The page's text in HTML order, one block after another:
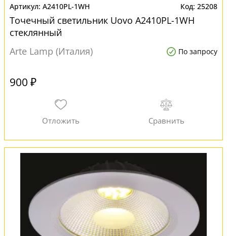
A2410PL-1WH 25208
Точечный светильник Uovo A2410PL-1WH
стеклянный
Arte Lamp (Италия)
По запросу
900 ₽